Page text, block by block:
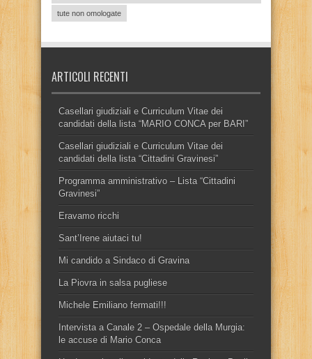
tute non omologate
ARTICOLI RECENTI
Casellari giudiziali e Curriculum Vitae dei
candidati della lista “MARIO CONCA per BARI”
Casellari giudiziali e Curriculum Vitae dei
candidati della lista “Cittadini Gravinesi”
Programma amministrativo – Lista “Cittadini
Gravinesi”
Eravamo ricchi
Sant’Irene aiutaci tu!
Mi candido a Sindaco di Gravina
La Piovra in salsa pugliese
Michele Emiliano fermati!!!
Intervista a Canale 2 – Ospedale della Murgia:
le accuse di Mario Conca